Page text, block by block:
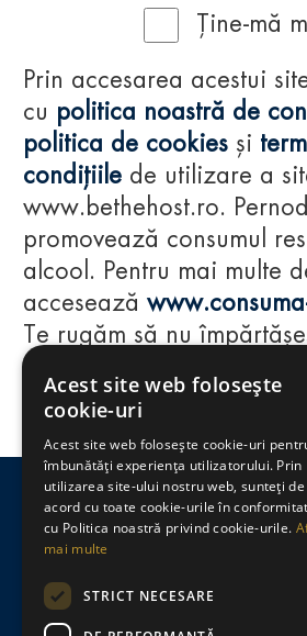
Regulamente
consumă-responsabil.ro
Politica de
Ține-mă
Prin accesarea acestui
cu politica noastră de
politica de cookies și
condițiile de utilizare a
www.bethehost.ro.
promovează consumul
alcool. Pentru mai multe
accesează
Te rugăm să nu
acestui website cu
împlinit vârsta de 18 ani.
Acest site web folosește
cookie-uri
Acest site web folosește cookie-uri
îmbunătăți experiența utilizatorului. Prin
utilizarea site-ului nostru web, sunteți de
acord cu toate cookie-urile în
cu Politica noastră privind cookie-urile.
mai multe
STRICT NECESARE